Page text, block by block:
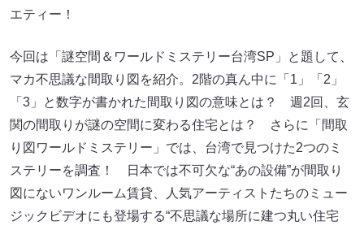
エティー！
今回は「謎空間＆ワールドミステリー台湾SP」と題して、
マカ不思議な間取り図を紹介。2階の真ん中に「1」「2」
「3」と数字が書かれた間取り図の意味とは？ 週2回、玄
関の間取りが謎の空間に変わる住宅とは？ さらに「間取
り図ワールドミステリー」では、台湾で見つけた2つのミ
ステリーを調査！ 日本では不可欠な“あの設備”が間取り
図にないワンルーム賃貸、人気アーティストたちのミュー
ジックビデオにも登場する“不思議な場所に建つ丸い住宅